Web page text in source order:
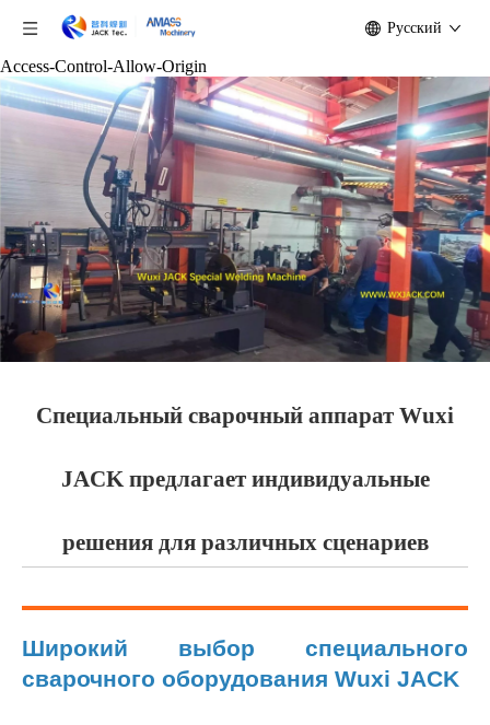
Access-Control-Allow-Origin
Pусский
Специальный сварочный аппарат Wuxi
JACK предлагает индивидуальные
решения для различных сценариев
Широкий выбор специального
сварочного оборудования Wuxi JACK